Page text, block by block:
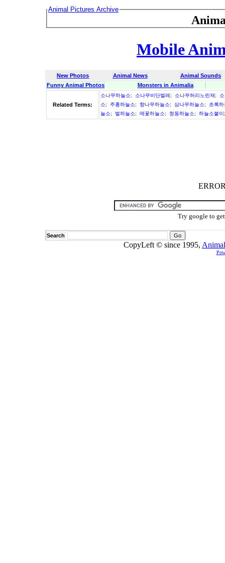
Animal Pictures Archive
Mobile
New Photos Animal News
Animal Sounds
Funny Animal Photos
Monsters in Animalia
Related Terms:
소나무하늘소; 소나무비단벌레; 소나무허리노린재;
소; 주홍하늘소; 향나무하늘소; 삼나무하늘소;
초록
늘소; 벌하늘소; 메꽃하늘소; 청동하늘소; 하늘소붙이
Try google to
Search
CopyLeft © since 1995,